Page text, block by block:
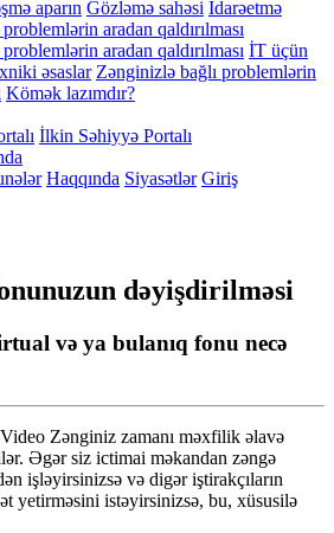
aparın Gözləmə sahəsi İdarəetmə
aradan qaldırılması
aradan qaldırılması İT üçün
əsaslar Zənginizlə bağlı problemlərin
Kömək lazımdır?
İlkin Səhiyyə Portalı
Haqqında Siyasətlər Giriş
dəyişdirilməsi
və ya bulanıq fonu necə
Video Zənginiz zamanı məxfilik əlavə
ər. Əgər siz ictimai məkandan zəngə
ən işləyirsinizsə və digər iştirakçıların
ət yetirməsini istəyirsinizsə, bu, xüsusilə